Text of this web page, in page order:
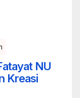
NU
Kreasi